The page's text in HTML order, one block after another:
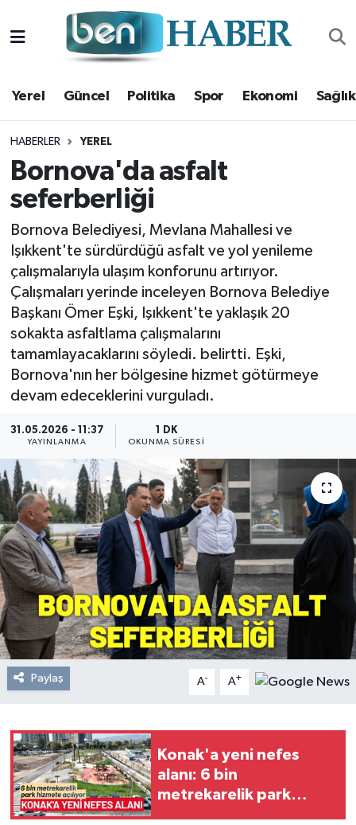
Yerel Güncel Politika Spor Ekonomi Sağlık
HABERLER YEREL
Bornova'da asfalt
seferberliği
Bornova Belediyesi, Mevlana Mahallesi ve
Işıkkent'te sürdürdüğü asfalt ve yol yenileme
çalışmalarıyla ulaşım konforunu artırıyor.
Çalışmaları yerinde inceleyen Bornova Belediye
Başkanı Ömer Eşki, Işıkkent'te yaklaşık 20
sokakta asfaltlama çalışmalarını
tamamlayacaklarını söyledi. belirtti. Eşki,
Bornova'nın her bölgesine hizmet götürmeye
devam edeceklerini vurguladı.
31.05.2026 - 11:37
YAYINLANMA
1 DK
OKUNMA SÜRESI
Paylaş A- A+
Konak'a yeni nefes
alanı: 6 bin
metrekarelik park
Yerel
Güncel
Politika
Spor
Ekonomi
Sağlık
Magazin
Röportajlar
Hava Durumu
Trafik Durumu
Süper Lig Puan Durumu ve Fikstür
Tüm Manşetler
Son Dakika Haberleri
Haber Arşivi